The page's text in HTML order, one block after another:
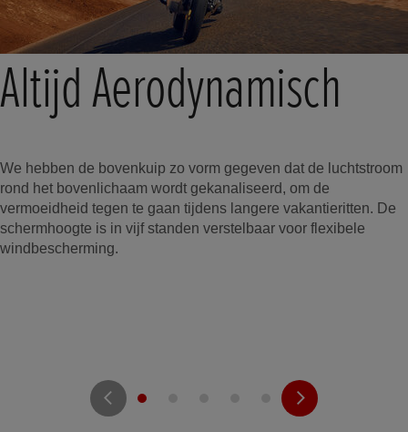
Altijd Aerodynamisch
We hebben de bovenkuip zo vorm gegeven dat de luchtstroom
rond het bovenlichaam wordt gekanaliseerd, om de
vermoeidheid tegen te gaan tijdens langere vakantieritten. De
schermhoogte is in vijf standen verstelbaar voor flexibele
windbescherming.